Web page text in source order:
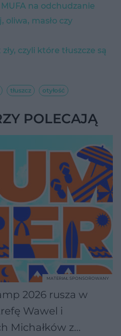
na odchudzanie
oliwa, masło czy
czyli które tłuszcze są
tłuszcz otyłość
POLECAJĄ
2026 rusza w
Wawel i
Michałków z
MATERIAŁ SPONSOROWANY